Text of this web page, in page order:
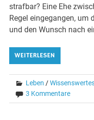
strafbar? Eine Ehe
Regel eingegangen, um
und den Wunsch nach
WEITERLESEN
Leben /
3 Kommentare